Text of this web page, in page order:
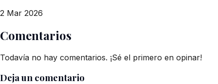
2 Mar 2026
Comentarios
Todavía no hay comentarios. ¡Sé el primero en opinar!
Deja un comentario